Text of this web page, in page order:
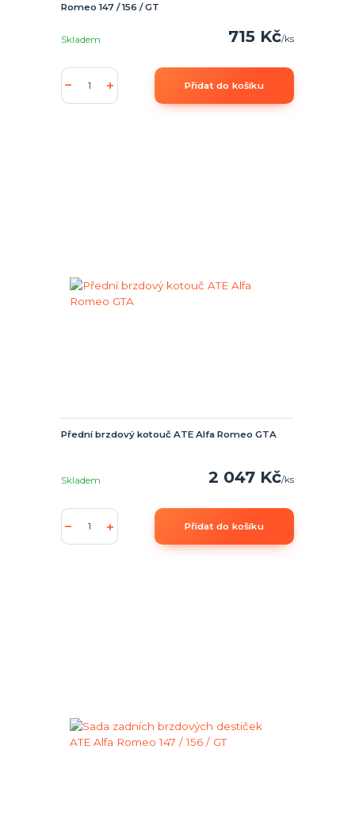
Romeo 147 / 156 / GT
715 Kč/ks
Skladem
Přidat do košíku
Přední brzdový kotouč ATE Alfa Romeo GTA
2 047 Kč/ks
Skladem
Přidat do košíku